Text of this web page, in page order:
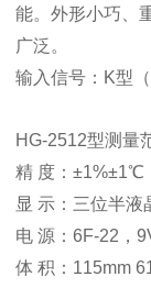
能。外形小巧、
广泛。
输入信号：K型
HG-2512型测量
精 度：±1%±1℃
显 示：三位半液
电 源：6F-22，
体 积：115mm